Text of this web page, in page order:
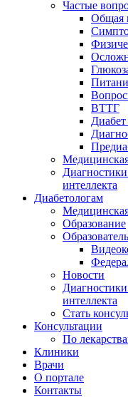
Частые
Общая
ВТТГ
интеллекта
Диабетологам
Образование
Новости
интеллекта
Стать
Консультации
По
Клиники
Врачи
О портале
Контакты